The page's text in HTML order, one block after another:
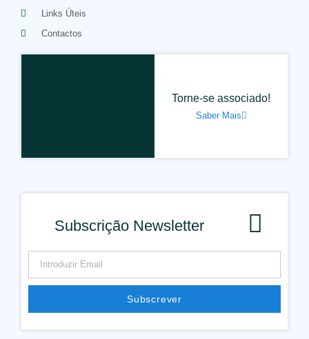
Links Úteis
Contactos
Torne-se associado!
Saber Mais
Subscrição Newsletter
Subscrever